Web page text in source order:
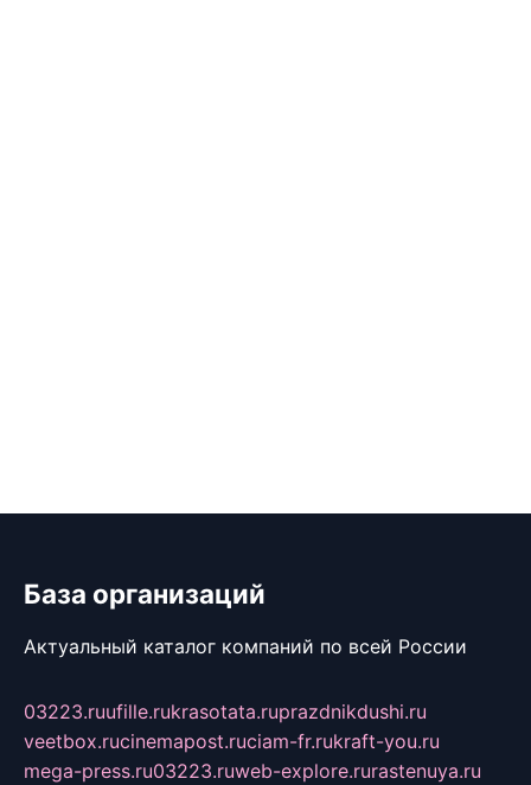
База организаций
Актуальный каталог компаний по всей России
03223.ruufille.rukrasotata.ruprazdnikdushi.ru
veetbox.rucinemapost.ruciam-fr.rukraft-you.ru
mega-press.ru03223.ruweb-explore.rurastenuya.ru